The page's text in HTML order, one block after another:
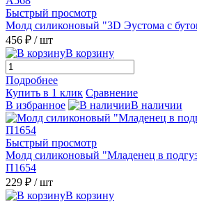
Быстрый просмотр
Молд силиконовый "3D Эустома с
456 ₽ / шт
В корзину
Подробнее
Купить в 1 клик Сравнение
В избранное
В наличии
Быстрый просмотр
Молд силиконовый "Младенец в
П1654
229 ₽ / шт
В корзину